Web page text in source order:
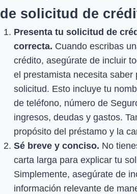
de solicitud de
Presenta tu solicitud de
correcta. Cuando escribas
crédito, asegúrate de incluir
el prestamista necesita saber
solicitud. Esto incluye tu
de teléfono, número de
ingresos, deudas y gastos.
propósito del préstamo y la
Sé breve y conciso. No
carta larga para explicar tu
Simplemente, asegúrate de
información relevante de